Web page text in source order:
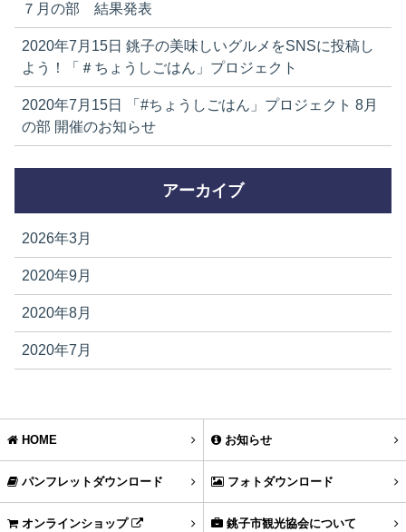
７月の部 結果発表
2020年7月15日 銚子の美味しいグルメをSNSに投稿し
よう！「＃ちょうしごはん」プロジェクト
2020年7月15日
「#ちょうしごはん」プロジェクト 8月
の部 開催のお知らせ
アーカイブ
2026年3月
2020年9月
2020年8月
2020年7月
HOME お知らせ
パンフレットダウンロード フォトダウンロード
オンラインショップ 銚子市観光協会について